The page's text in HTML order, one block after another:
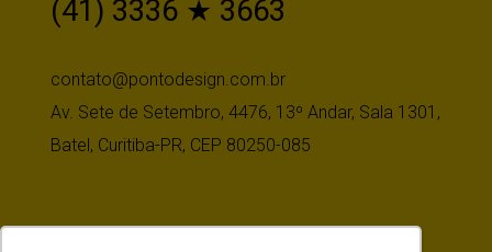
(41) 3336 ★ 3663
contato@pontodesign.com.br
Av. Sete de Setembro, 4476, 13º Andar, Sala 1301,
Batel, Curitiba-PR, CEP 80250-085